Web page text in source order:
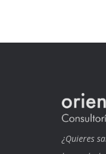
¿Quieres